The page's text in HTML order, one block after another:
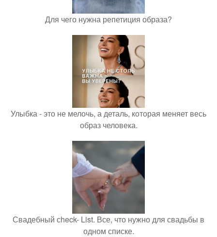
Для чего нужна репетиция образа?
Улыбка - это не мелочь, а деталь, которая меняет весь
образ человека.
Свадебный сheck- List. Все, что нужно для свадьбы в
одном списке.